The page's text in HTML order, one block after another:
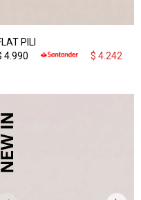
PILI
4.990 $ 4.242